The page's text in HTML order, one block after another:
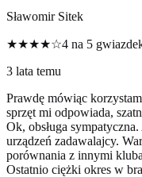
Sławomir Sitek
★★★★☆4 na 5
3 lata temu
Prawdę mówiąc
sprzęt mi odpowiada,
Ok, obsługa
urządzeń zadawalajcy.
porównania z innymi
Ostatnio ciężki okres w